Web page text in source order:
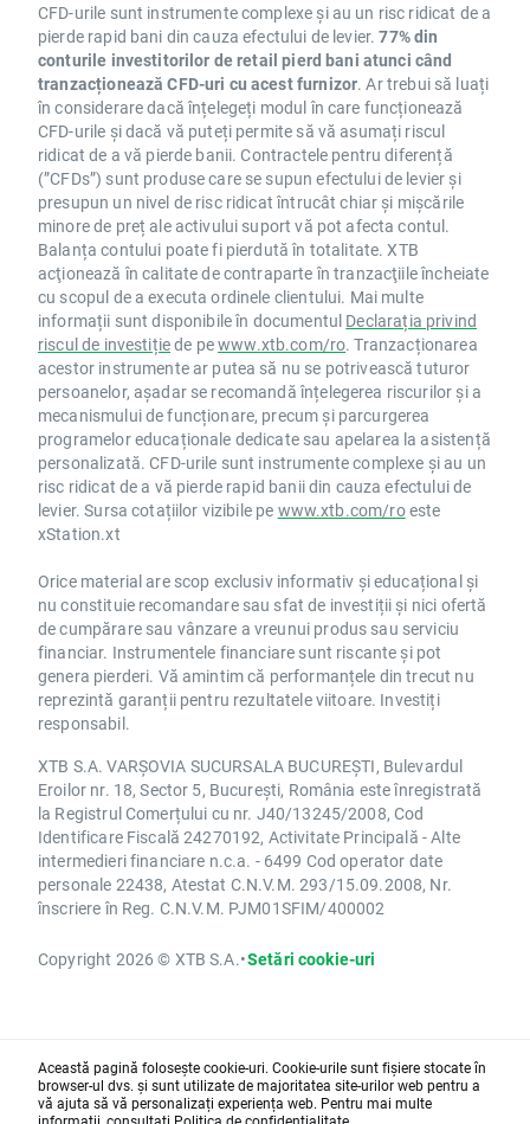
CFD-urile sunt instrumente complexe și au un risc ridicat de a
pierde rapid bani din cauza efectului de levier.77% din
conturile investitorilor de retail pierd bani atunci când
tranzacționează CFD-uri cu acest furnizor. Ar trebui să luați
în considerare dacă înțelegeți modul în care funcționează
CFD-urile și dacă vă puteți permite să vă asumați riscul
ridicat de a vă pierde banii. Contractele pentru diferență
(”CFDs”) sunt produse care se supun efectului de levier și
presupun un nivel de risc ridicat întrucât chiar și mișcările
minore de preț ale activului suport vă pot afecta contul.
Balanța contului poate fi pierdută în totalitate. XTB
acţionează în calitate de contraparte în tranzacţiile încheiate
cu scopul de a executa ordinele clientului. Mai multe
informații sunt disponibile în documentul Declarația privind
riscul de investițiede pewww.xtb.com/ro. Tranzacționarea
acestor instrumente ar putea să nu se potrivească tuturor
persoanelor, așadar se recomandă înțelegerea riscurilor și a
mecanismului de funcționare, precum și parcurgerea
programelor educaționale dedicate sau apelarea la asistență
personalizată. CFD-urile sunt instrumente complexe și au un
risc ridicat de a vă pierde rapid banii din cauza efectului de
levier. Sursa cotațiilor vizibile pe www.xtb.com/roeste
xStation.xt
Orice material are scop exclusiv informativ și educațional și
nu constituie recomandare sau sfat de investiții și nici ofertă
de cumpărare sau vânzare a vreunui produs sau serviciu
financiar. Instrumentele financiare sunt riscante și pot
genera pierderi. Vă amintim că performanțele din trecut nu
reprezintă garanții pentru rezultatele viitoare. Investiți
responsabil.
XTB S.A. VARȘOVIA SUCURSALA BUCUREȘTI, Bulevardul
Eroilor nr. 18, Sector 5, București, România este înregistrată
la Registrul Comerțului cu nr. J40/13245/2008, Cod
Identificare Fiscală 24270192, Activitate Principală - Alte
intermedieri financiare n.c.a. - 6499 Cod operator date
personale 22438, Atestat C.N.V.M. 293/15.09.2008, Nr.
înscriere în Reg. C.N.V.M. PJM01SFIM/400002
Copyright 2026 © XTB S.A.•Setări cookie-uri
Această pagină folosește cookie-uri. Cookie-urile sunt fișiere stocate în
browser-ul dvs. și sunt utilizate de majoritatea site-urilor web pentru a
vă ajuta să vă personalizați experiența web. Pentru mai multe